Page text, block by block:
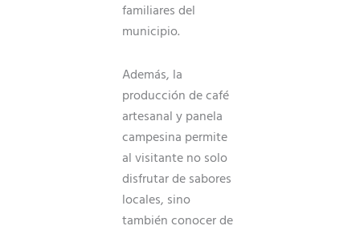
familiares del
municipio.
Además, la
producción de café
artesanal y panela
campesina permite
al visitante no solo
disfrutar de sabores
locales, sino
también conocer de